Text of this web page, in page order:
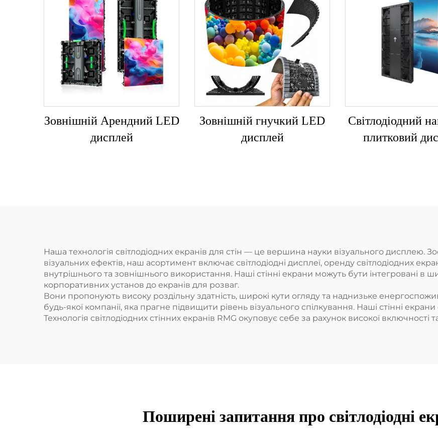
Зовнішній Арендний LED
дисплей
Зовнішній гнучкий LED
дисплей
Світлодіодний
плитковий
Наша технологія світлодіодних екранів для стін — це вершина науки візуального дисплею.
візуальних ефектів, наш асортимент включає світлодіодні дисплеї, оренду світлодіодних
внутрішнього та зовнішнього використання. Наші стінні екрани можуть бути інтегровані в
корпоративних установ до екранів для розваг.
Вони пропонують високу роздільну здатність, широкі кути огляду та наднизьке
будь-якої компанії, яка прагне підвищити рівень візуального спілкування. Наші стінні
Технологія світлодіодних стінних екранів RMG окуповує себе за рахунок високої
Поширені запитання про світлодіодні